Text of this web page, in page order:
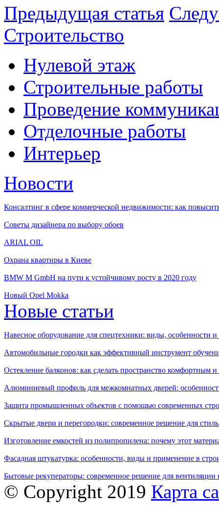
Предыдущая статья
Строительство
Нулевой этаж
Строительные работы
Проведение
Отделочные работы
Интерьер
Новости
Консалтинг в сфере коммерческой недвижимости: как
Советы дизайнера по выбору обоев
ARIAL OIL
Охрана квартиры в Киеве
BMW M GmbH на пути к устойчивому росту в 2020 году
Новый Opel Mokka
Новые статьи
Навесное оборудование для спецтехники: виды, особенности
Автомобильные городки как эффективный инструмент
Остекление балконов: как сделать пространство комфортным
Алюминиевый профиль для межкомнатных дверей:
Защита промышленных объектов с помощью современных
Скрытые двери и перегородки: современное решение для
Изготовление емкостей из полипропилена: почему этот
Фасадная штукатурка: особенности, виды и применение в
Бытовые рекуператоры: современное решение для вентиляции
© Copyright 2019 Карта